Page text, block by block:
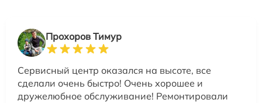
Прохоров Тимур
Сервисный центр оказался на высоте, все
сделали очень быстро! Очень хорошее и
дружелюбное обслуживание! Ремонтировали